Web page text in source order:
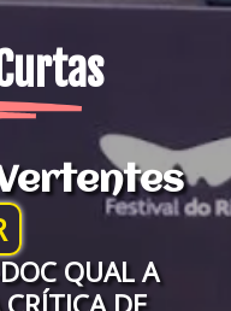
QUAL A